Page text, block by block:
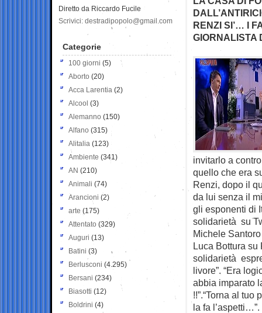
RENZI SI’… I
GIORNALISTA
invitarlo a
quello che era
Renzi, dopo il
da lui senza il
gli esponenti di
solidarietà su
Michele
Luca Bottura su
solidarietà
livore”. “Era
abbia imparato
!!”.“Torna al tuo
la fa
Diretto da Riccardo Fucile
Scrivici: destradipopolo@gmail.com
Categorie
100 giorni (5)
Aborto (20)
Acca Larentia (2)
Alcool (3)
Alemanno (150)
Alfano (315)
Alitalia (123)
Ambiente (341)
AN (210)
Animali (74)
Arancioni (2)
arte (175)
Attentato (329)
Auguri (13)
Batini (3)
Berlusconi (4.295)
Bersani (234)
Biasotti (12)
Boldrini (4)